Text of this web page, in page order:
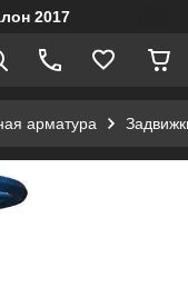
2017
арматура